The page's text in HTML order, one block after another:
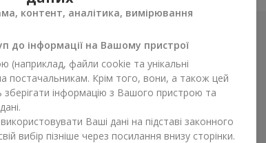
контент, аналітика, вимірювання
до інформації на Вашому пристрої
(наприклад, файли cookie та унікальні
постачальникам. Крім того, вони, а також цей
інформацію з Вашого пристрою та
Ваші дані на підставі законного
вибір пізніше через посилання внизу сторінки.